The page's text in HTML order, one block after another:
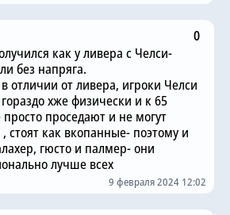
0
как у ливера с Челси-
без напряга.
отличии от ливера, игроки Челси
хже физически и к 65
проседают и не могут
стоят как вкопанные- поэтому и
гюсто и палмер- они
лучше всех
9 февраля 2024 12:02